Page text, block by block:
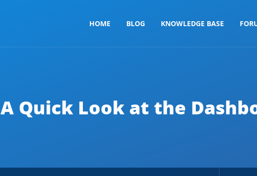
HOME BLOG KNOWLEDGE BASE
A Quick Look at the